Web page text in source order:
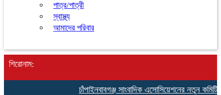
পাত্র/পাত্রী
স্বাস্থ্য
আমাদের পরিবার
শিরোনাম:
চাঁপাইনবাবগঞ্জ সাংবাদিক এসোসিয়েশনের নতুন কমিটির